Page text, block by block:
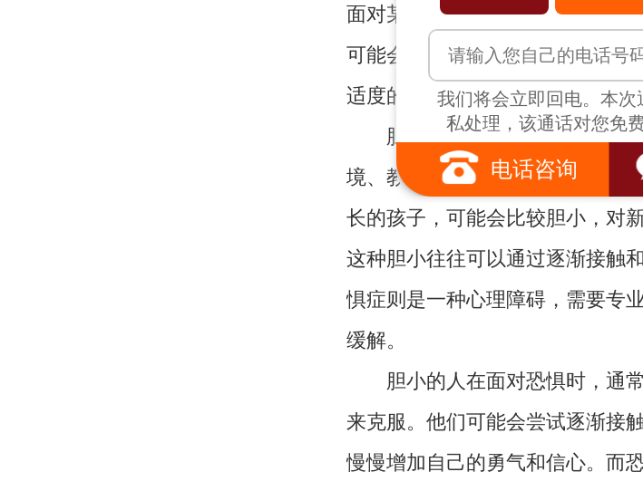
面对某些情况时表现出的谨慎、
可能会对一些新的事物或挑战感
适度的，不会像恐惧症患者那样
胆小更多的是一种性格特点，
境、教育方式等因素有关。在一
长的孩子，可能会比较胆小，对
这种胆小往往可以通过逐渐接触
惧症则是一种心理障碍，需要专
缓解。
胆小的人在面对恐惧时，通常
来克服。他们可能会尝试逐渐接
慢慢增加自己的勇气和信心。而
我们将会立即回电。本次
私处理，该通话对您免
电话咨询